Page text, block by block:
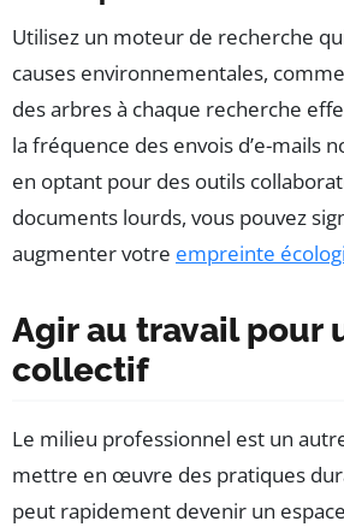
Utilisez un moteur de recherche
causes environnementales,
des arbres à chaque recherche
la fréquence des envois d’e-mails
en optant pour des outils
documents lourds, vous pouvez
augmenter votre empreinte
Agir au travail pour
collectif
Le milieu professionnel est un
mettre en œuvre des pratiques
peut rapidement devenir un